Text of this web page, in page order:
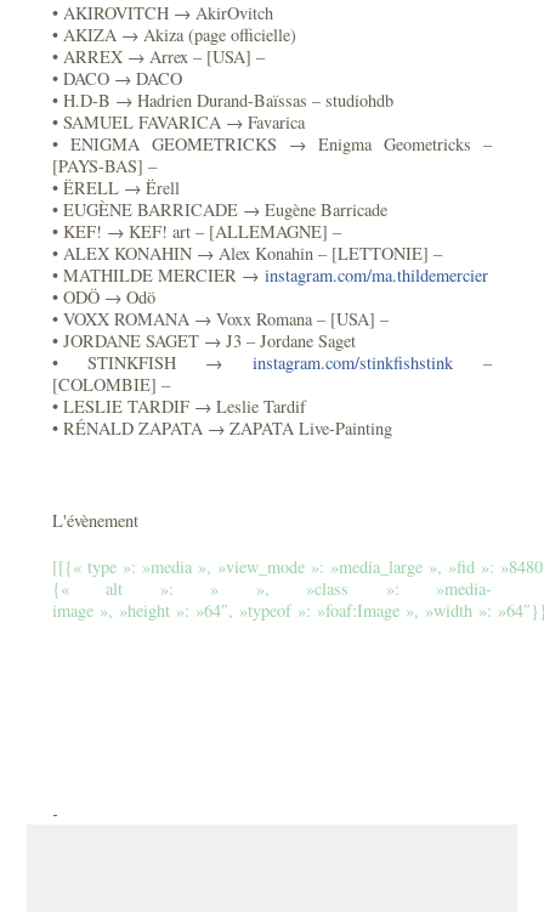
• AKIROVITCH → AkirOvitch
• AKIZA → Akiza (page officielle)
• ARREX → Arrex – [USA] –
• DACO → DACO
• H.D-B → Hadrien Durand-Baïssas – studiohdb
• SAMUEL FAVARICA → Favarica
• ENIGMA GEOMETRICKS → Enigma Geometricks –
[PAYS-BAS] –
• ËRELL → Ërell
• EUGÈNE BARRICADE → Eugène Barricade
• KEF! → KEF! art – [ALLEMAGNE] –
• ALEX KONAHIN → Alex Konahin – [LETTONIE] –
• MATHILDE MERCIER → instagram.com/ma.thildemercier
• ODÖ → Odö
• VOXX ROMANA → Voxx Romana – [USA] –
• JORDANE SAGET → J3 – Jordane Saget
• STINKFISH →instagram.com/stinkfishstink –
[COLOMBIE] –
• LESLIE TARDIF → Leslie Tardif
• RÉNALD ZAPATA → ZAPATA Live-Painting
L'évènement
[[{« type »: »media », »view_mode »: »media_large », »fid »:
{« alt »: » », »class »: »media-
image », »height »: »64″, »typeof »: »foaf:Image », »width »:
-